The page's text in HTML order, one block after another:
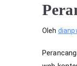
Oleh